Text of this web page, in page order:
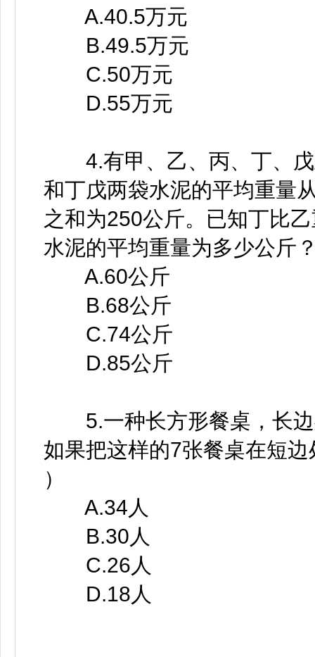
A.40.5万元
B.49.5万元
C.50万元
D.55万元
4.有甲、乙、丙、丁、戊
和丁戊两袋水泥的平均重量
之和为250公斤。已知丁比
水泥的平均重量为多少公斤
A.60公斤
B.68公斤
C.74公斤
D.85公斤
5.一种长方形餐桌，长边
如果把这样的7张餐桌在短
）
A.34人
B.30人
C.26人
D.18人